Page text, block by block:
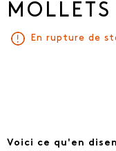
MOLLETS
En rupture de
Voici ce qu'en